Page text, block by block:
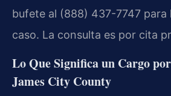
bufete al (888) 437-7747 para
caso. La consulta es por cita
Lo Que Significa un Cargo
James City County